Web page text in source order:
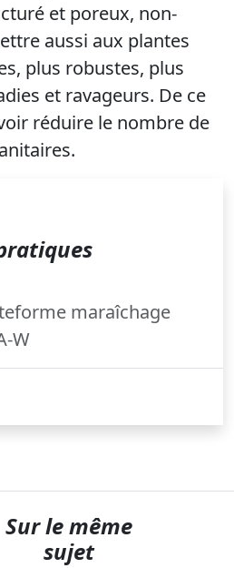
et poreux, non-
aussi aux plantes
plus robustes, plus
et ravageurs. De ce
réduire le nombre de
maraîchage
W
Sur le même
sujet